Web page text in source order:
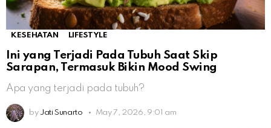
KESEHATAN LIFESTYLE
Ini yang Terjadi Pada Tubuh Saat Skip
Sarapan, Termasuk Bikin Mood Swing
Apa yang terjadi pada tubuh?
by Jati Sunarto May 7, 2026, 9:01 am